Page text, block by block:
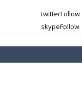
twitterFollow
skypeFollow